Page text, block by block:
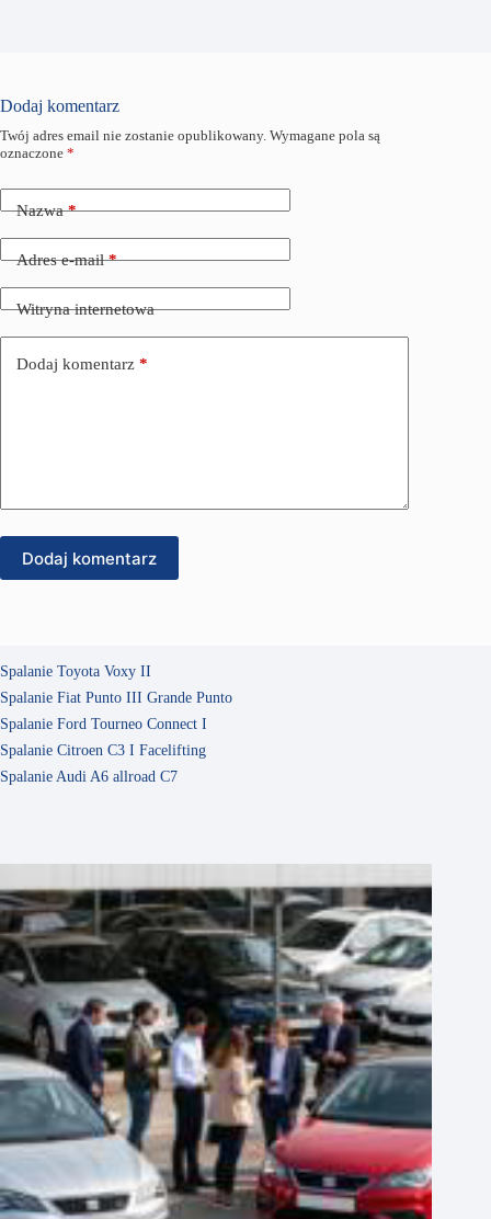
Dodaj komentarz
Twój adres email nie zostanie opublikowany. Wymagane pola są
oznaczone *
Nazwa*
Adres e-mail*
Witryna internetowa
Dodaj komentarz *
Dodaj komentarz
Spalanie Toyota Voxy II
Spalanie Fiat Punto III Grande Punto
Spalanie Ford Tourneo Connect I
Spalanie Citroen C3 I Facelifting
Spalanie Audi A6 allroad C7